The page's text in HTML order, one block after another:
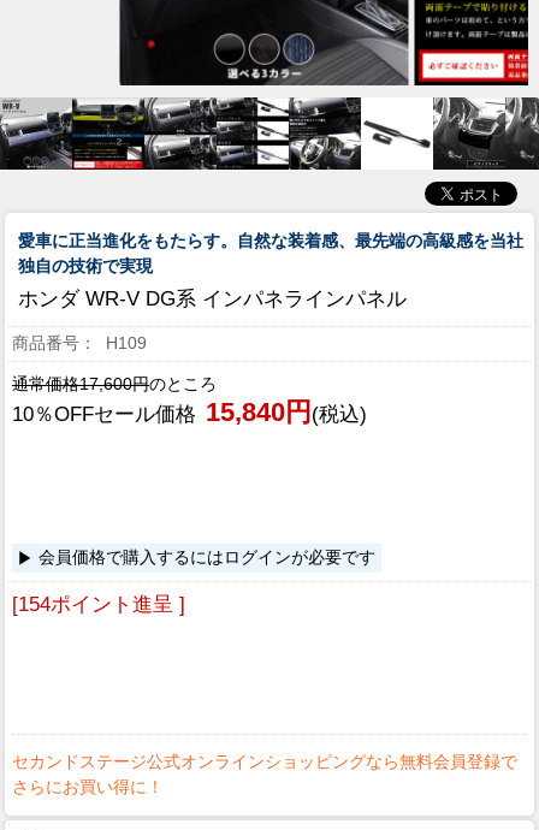
愛車に正当進化をもたらす。自然な装着感、最先端の高級感を当社
独自の技術で実現
ホンダ WR-V DG系 インパネラインパネル
H109
通常価格17,600円のところ
10％OFFセール価格 15,840円 (税込)
会員価格で購入するにはログインが必要です
[154ポイント進呈 ]